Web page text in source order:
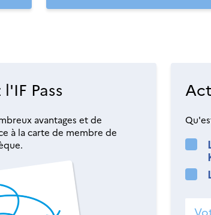
Pass
avantages et de
à la carte de membre de